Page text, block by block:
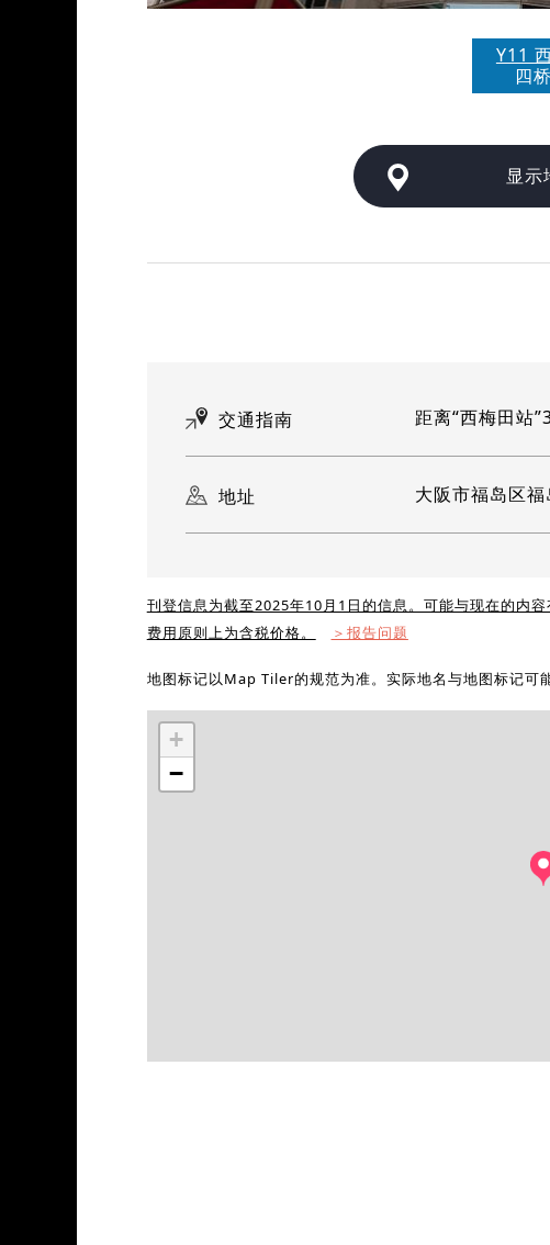
Y11
四
显示
交通指南 距离“西梅田站
地址 大阪市福岛区
刊登信息为截至2025年10月1日的信息。可能与现在的内容
费用原则上为含税价格。
＞报告问题
地图标记以Map Tiler的规范为准。实际地名与地图标记可
+
−